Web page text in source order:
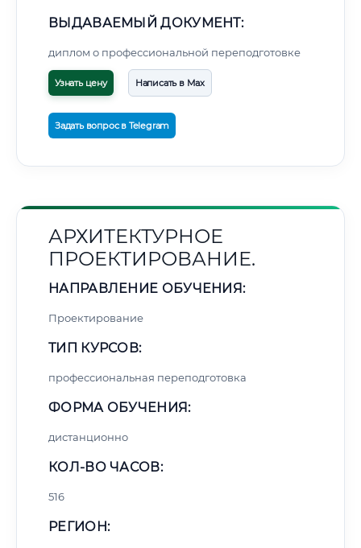
ВЫДАВАЕМЫЙ ДОКУМЕНТ:
диплом о профессиональной переподготовке
Узнать цену Написать в Max
Задать вопрос в Telegram
АРХИТЕКТУРНОЕ
ПРОЕКТИРОВАНИЕ.
НАПРАВЛЕНИЕ ОБУЧЕНИЯ:
Проектирование
ТИП КУРСОВ:
профессиональная переподготовка
ФОРМА ОБУЧЕНИЯ:
дистанционно
КОЛ-ВО ЧАСОВ:
516
РЕГИОН: